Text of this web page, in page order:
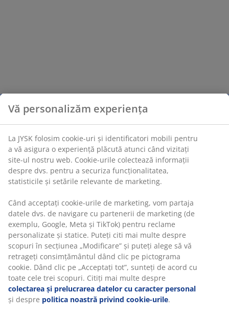
Vă personalizăm experiența
La JYSK folosim cookie-uri și identificatori mobili pentru
a vă asigura o experiență plăcută atunci când vizitați
site-ul nostru web. Cookie-urile colectează informații
despre dvs. pentru a securiza funcționalitatea,
statisticile și setările relevante de marketing.
Când acceptați cookie-urile de marketing, vom partaja
datele dvs. de navigare cu partenerii de marketing (de
exemplu, Google, Meta și TikTok) pentru reclame
personalizate și statice. Puteți citi mai multe despre
scopuri în secțiunea „Modificare” și puteți alege să vă
retrageți consimțământul dând clic pe pictograma
cookie. Dând clic pe „Acceptați tot”, sunteți de acord cu
toate cele trei scopuri. Citiți mai multe despre
colectarea și prelucrarea datelor cu caracter personal
și despre politica noastră privind cookie-urile.